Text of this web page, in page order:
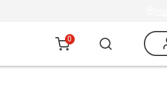
0